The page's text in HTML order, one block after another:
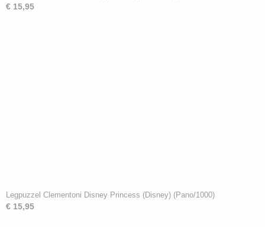
€ 15,95
Legpuzzel Clementoni Disney Princess (Disney) (Pano/1000)
€ 15,95